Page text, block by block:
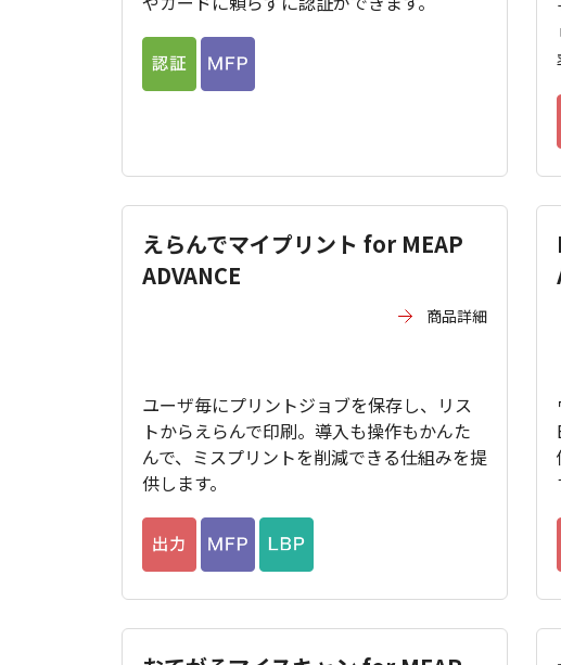
えらんでマイプリント for MEAP
ADVANCE
商品詳細
ユーザ毎にプリントジョブを保存し、リス
トからえらんで印刷。導入も操作もかんた
んで、ミスプリントを削減できる仕組みを提
供します。